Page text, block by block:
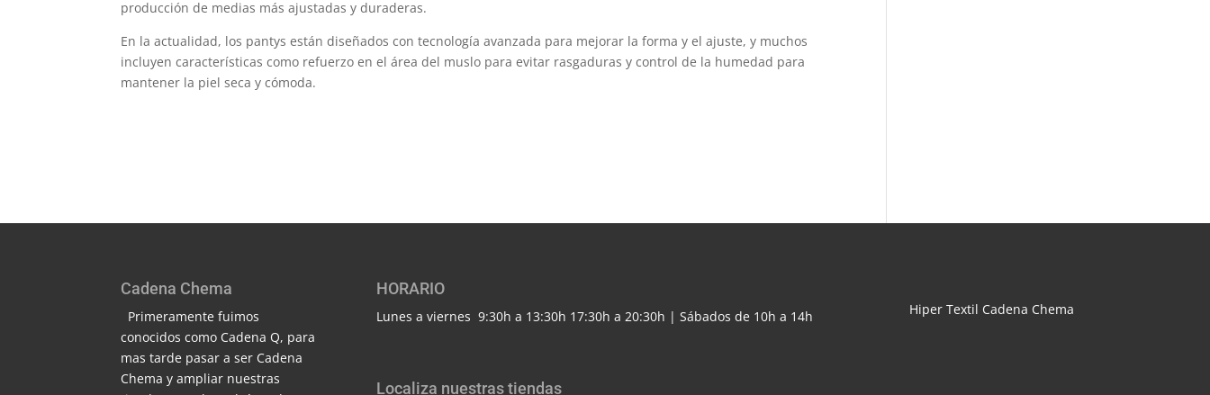
producción de medias más ajustadas y duraderas.
En la actualidad, los pantys están diseñados con tecnología avanzada para mejorar la forma y el ajuste, y muchos
incluyen características como refuerzo en el área del muslo para evitar rasgaduras y control de la humedad para
mantener la piel seca y cómoda.
Cadena Chema
Primeramente fuimos
conocidos como Cadena Q, para
mas tarde pasar a ser Cadena
Chema y ampliar nuestras
HORARIO
Lunes a viernes 9:30h a 13:30h 17:30h a 20:30h | Sábados de 10h a 14h
Localiza nuestras tiendas
Hiper Textil Cadena Chema